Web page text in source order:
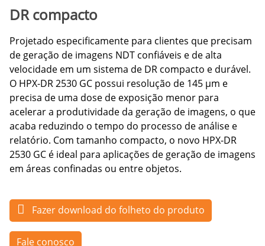
DR compacto
Projetado especificamente para clientes que precisam
de geração de imagens NDT confiáveis e de alta
velocidade em um sistema de DR compacto e durável.
O HPX-DR 2530 GC possui resolução de 145 μm e
precisa de uma dose de exposição menor para
acelerar a produtividade da geração de imagens, o que
acaba reduzindo o tempo do processo de análise e
relatório. Com tamanho compacto, o novo HPX-DR
2530 GC é ideal para aplicações de geração de imagens
em áreas confinadas ou entre objetos.
Fazer download do folheto do produto
Fale conosco